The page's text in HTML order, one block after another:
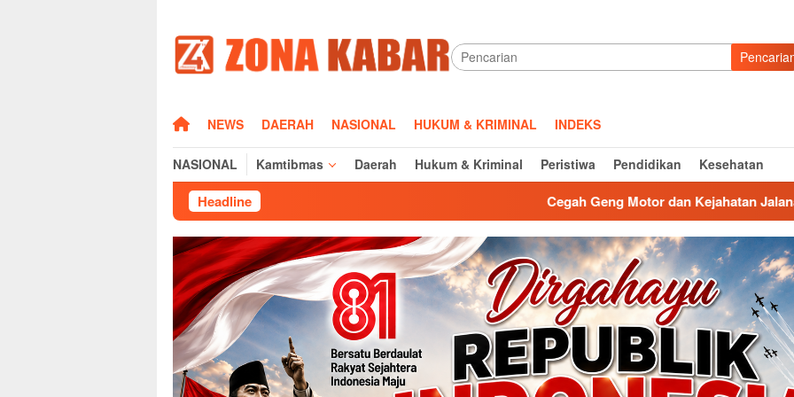
konten
HOMENEWS DAERAH NASIONAL HUKUM & KRIMINAL INDEKS
NASIONAL Kamtibmas Daerah Hukum & Kriminal Peristiwa Pendidikan Kesehatan
Headline Cegah Geng Motor dan Kejahatan Jalanan, Polsek Sumberjaya